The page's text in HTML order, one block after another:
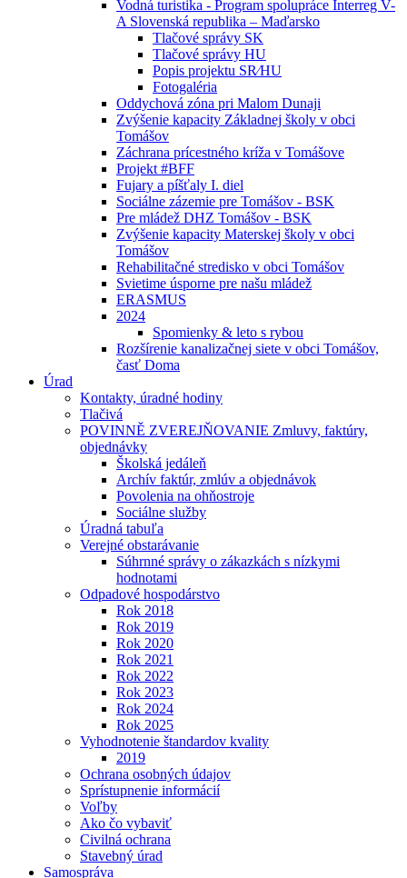
Vodná turistika - Program spolupráce Interreg V-
A Slovenská republika – Maďarsko
Tlačové správy SK
Tlačové správy HU
Popis projektu SR⁄HU
Fotogaléria
Oddychová zóna pri Malom Dunaji
Zvýšenie kapacity Základnej školy v obci
Tomášov
Záchrana prícestného kríža v Tomášove
Projekt #BFF
Fujary a píšťaly I. diel
Sociálne zázemie pre Tomášov - BSK
Pre mládež DHZ Tomášov - BSK
Zvýšenie kapacity Materskej školy v obci
Tomášov
Rehabilitačné stredisko v obci Tomášov
Svietime úsporne pre našu mládež
ERASMUS
2024
Spomienky & leto s rybou
Rozšírenie kanalizačnej siete v obci Tomášov,
časť Doma
Úrad
Kontakty, úradné hodiny
Tlačivá
POVINNĚ ZVEREJŇOVANIE Zmluvy, faktúry,
objednávky
Školská jedáleň
Archív faktúr, zmlúv a objednávok
Povolenia na ohňostroje
Sociálne služby
Úradná tabuľa
Verejné obstarávanie
Súhrnné správy o zákazkách s nízkymi
hodnotami
Odpadové hospodárstvo
Rok 2018
Rok 2019
Rok 2020
Rok 2021
Rok 2022
Rok 2023
Rok 2024
Rok 2025
Vyhodnotenie štandardov kvality
2019
Ochrana osobných údajov
Sprístupnenie informácií
Voľby
Ako čo vybaviť
Civilná ochrana
Stavebný úrad
Samospráva